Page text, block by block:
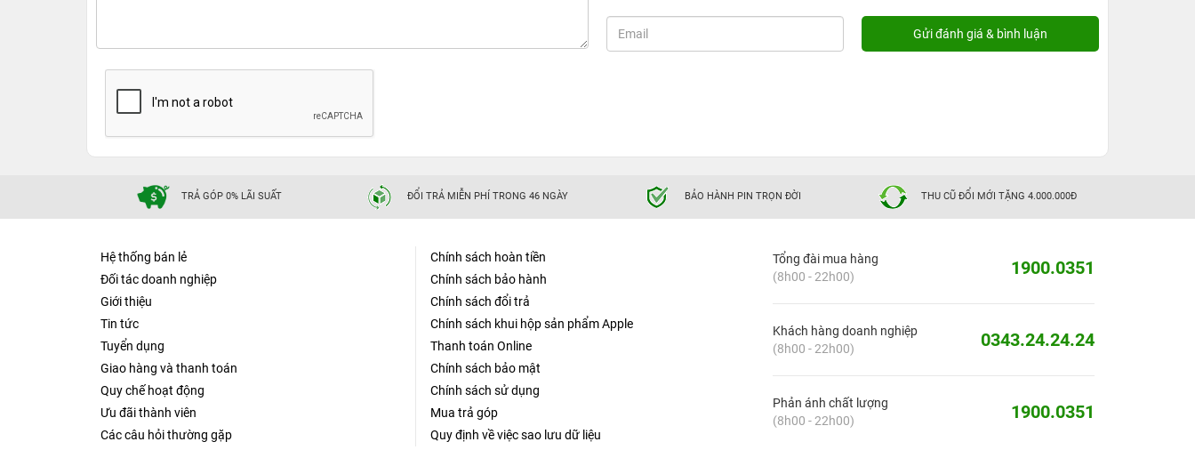
TRẢ GÓP 0% LÃI SUẤT ĐỔI TRẢ MIỄN PHÍ TRONG 46 NGÀY BẢO HÀNH PIN TRỌN ĐỜI THU CŨ ĐỔI MỚI TẶNG 4.000.000Đ
Hệ thống bán lẻ
Đối tác doanh nghiệp
Giới thiệu
Tin tức
Tuyển dụng
Giao hàng và thanh toán
Quy chế hoạt động
Ưu đãi thành viên
Các câu hỏi thường gặp
Chính sách hoàn tiền
Chính sách bảo hành
Chính sách đổi trả
Chính sách khui hộp sản phẩm Apple
Thanh toán Online
Chính sách bảo mật
Chính sách sử dụng
Mua trả góp
Quy định về việc sao lưu dữ liệu
Tổng đài mua hàng
(8h00 - 22h00)
1900.0351
Khách hàng doanh nghiệp
(8h00 - 22h00)
0343.24.24.24
Phản ánh chất lượng
(8h00 - 22h00)
1900.0351